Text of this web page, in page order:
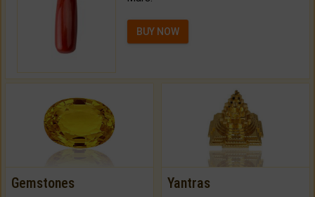
BUY NOW
Gemstones Yantras